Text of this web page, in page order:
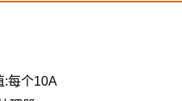
:每个10A